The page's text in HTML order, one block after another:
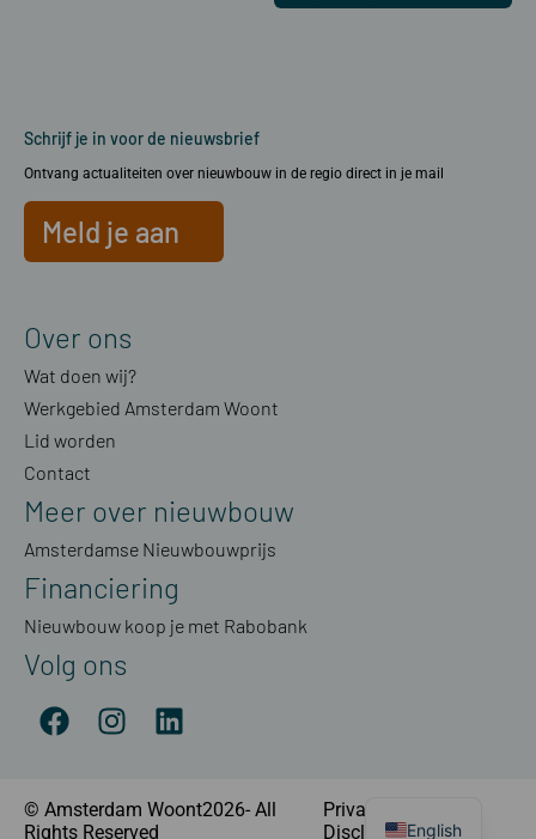
Schrijf je in voor de nieuwsbrief
Ontvang actualiteiten over nieuwbouw in de regio direct in je mail
Meld je aan
Over ons
Wat doen wij?
Werkgebied Amsterdam Woont
Lid worden
Contact
Meer over nieuwbouw
Amsterdamse Nieuwbouwprijs
Financiering
Nieuwbouw koop je met Rabobank
Volg ons
© Amsterdam Woont2026- All
Rights Reserved
Privacyverklaring
DisclaimerEnglish